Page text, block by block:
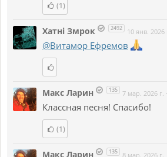
(1)
Хатнi Змрок 2492 10 янв. 2026
@Витамор Ефремов
Макс Ларин 135 7 мар. 2026 г. ·
Классная песня! Спасибо!
(1)
Макс Ларин 135 8 мар. 2026 г.